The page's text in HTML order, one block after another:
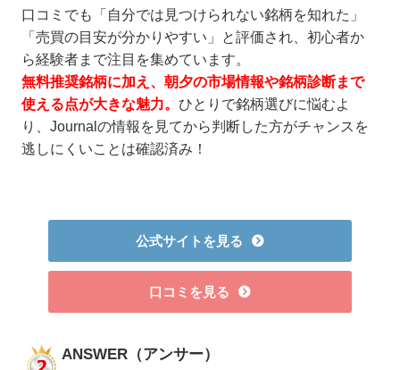
口コミでも「自分では見つけられない銘柄を知れた」
「売買の目安が分かりやすい」と評価され、初心者か
ら経験者まで注目を集めています。
無料推奨銘柄に加え、朝夕の市場情報や銘柄診断まで
使える点が大きな魅力。 ひとりで銘柄選びに悩むよ
り、Journalの情報を見てから判断した方がチャンスを
逃しにくいことは確認済み！
公式サイトを見る
口コミを見る
ANSWER（アンサー）